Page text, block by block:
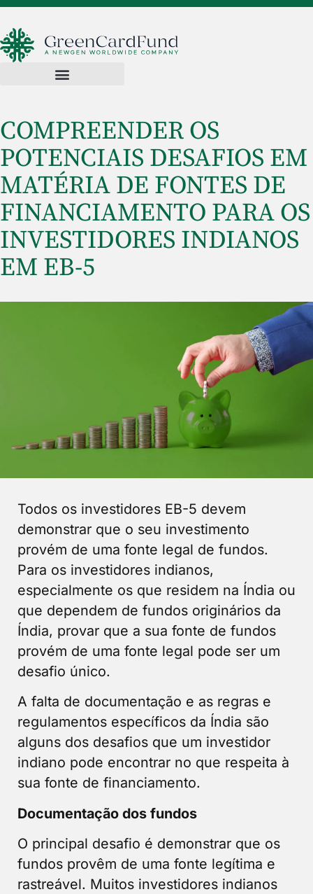
COMPREENDER OS
POTENCIAIS DESAFIOS EM
MATÉRIA DE FONTES DE
FINANCIAMENTO PARA OS
INVESTIDORES INDIANOS
EM EB-5
Todos os investidores EB-5 devem
demonstrar que o seu investimento
provém de uma fonte legal de fundos.
Para os investidores indianos,
especialmente os que residem na Índia ou
que dependem de fundos originários da
Índia, provar que a sua fonte de fundos
provém de uma fonte legal pode ser um
desafio único.
A falta de documentação e as regras e
regulamentos específicos da Índia são
alguns dos desafios que um investidor
indiano pode encontrar no que respeita à
sua fonte de financiamento.
Documentação dos fundos
O principal desafio é demonstrar que os
fundos provêm de uma fonte legítima e
rastreável. Muitos investidores indianos